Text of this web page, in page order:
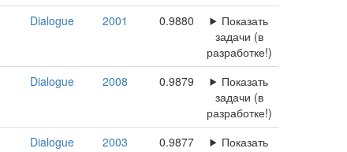
Dialogue 2001 0.9880
Показать
задачи (в
разработке!)
Dialogue 2008 0.9879
Показать
задачи (в
разработке!)
Dialogue 2003 0.9877
Показать